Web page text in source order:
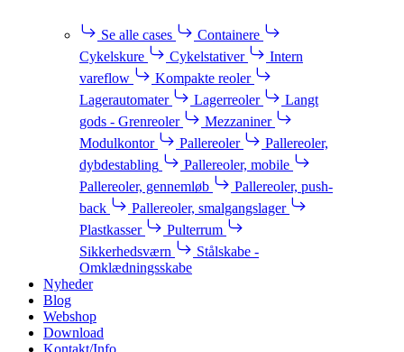
Se alle cases
Containere
Cykelskure
Cykelstativer
Intern
vareflow
Kompakte reoler
Lagerautomater
Lagerreoler
Langt
gods - Grenreoler
Mezzaniner
Modulkontor
Pallereoler
Pallereoler,
dybdestabling
Pallereoler, mobile
Pallereoler, gennemløb
Pallereoler, push-
back
Pallereoler, smalgangslager
Plastkasser
Pulterrum
Sikkerhedsværn
Stålskabe -
Omklædningsskabe
Nyheder
Blog
Webshop
Download
Kontakt/Info